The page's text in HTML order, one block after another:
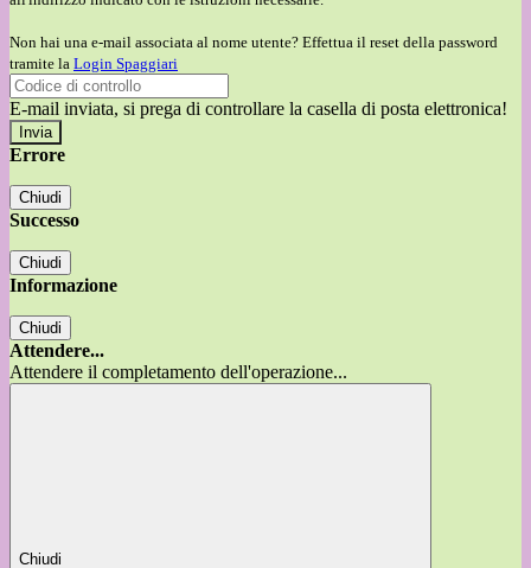
Non hai una e-mail associata al nome utente? Effettua il reset della password
tramite la Login Spaggiari
E-mail inviata, si prega di controllare la casella di posta elettronica!
Errore
Chiudi
Successo
Chiudi
Informazione
Chiudi
Attendere...
Attendere il completamento dell'operazione...
Chiudi